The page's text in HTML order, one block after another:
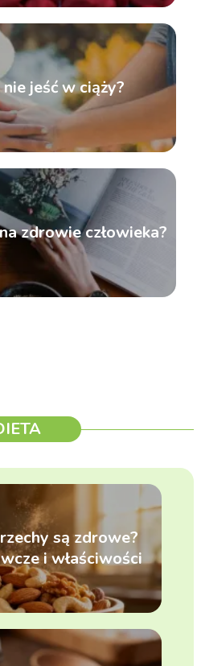
jeść w ciąży?
zdrowie człowieka?
są zdrowe?
i właściwości